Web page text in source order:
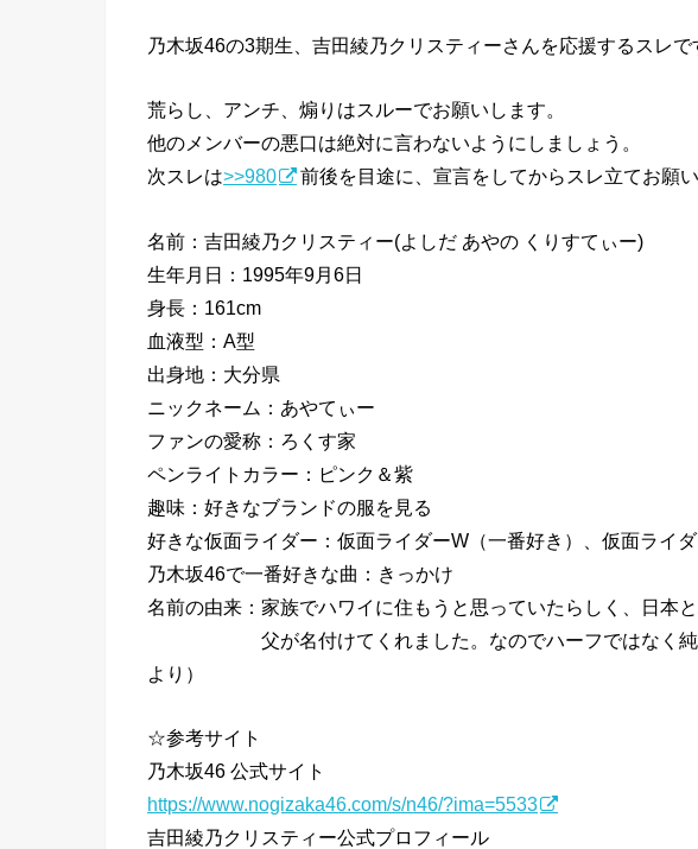
乃木坂46の3期生、吉田綾乃クリスティーさんを応援するスレで
荒らし、アンチ、煽りはスルーでお願いします。
他のメンバーの悪口は絶対に言わないようにしましょう。
次スレは>>980 前後を目途に、宣言をしてからスレ立てお願い
名前：吉田綾乃クリスティー(よしだ あやの くりすてぃー)
生年月日：1995年9月6日
身長：161cm
血液型：A型
出身地：大分県
ニックネーム：あやてぃー
ファンの愛称：ろくす家
ペンライトカラー：ピンク＆紫
趣味：好きなブランドの服を見る
好きな仮面ライダー：仮面ライダーW（一番好き）、仮面ライダ
乃木坂46で一番好きな曲：きっかけ
名前の由来：家族でハワイに住もうと思っていたらしく、日本
父が名付けてくれました。なのでハーフではなく純日
より）
☆参考サイト
乃木坂46 公式サイト
https://www.nogizaka46.com/s/n46/?ima=5533
吉田綾乃クリスティー公式プロフィール